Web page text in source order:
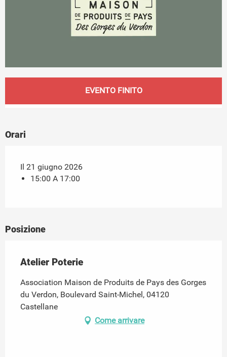
EVENTO FINITO
Orari
Il 21 giugno 2026
15:00 A 17:00
Posizione
Atelier Poterie
Association Maison de Produits de Pays des Gorges
du Verdon, Boulevard Saint-Michel, 04120
Castellane
Come arrivare